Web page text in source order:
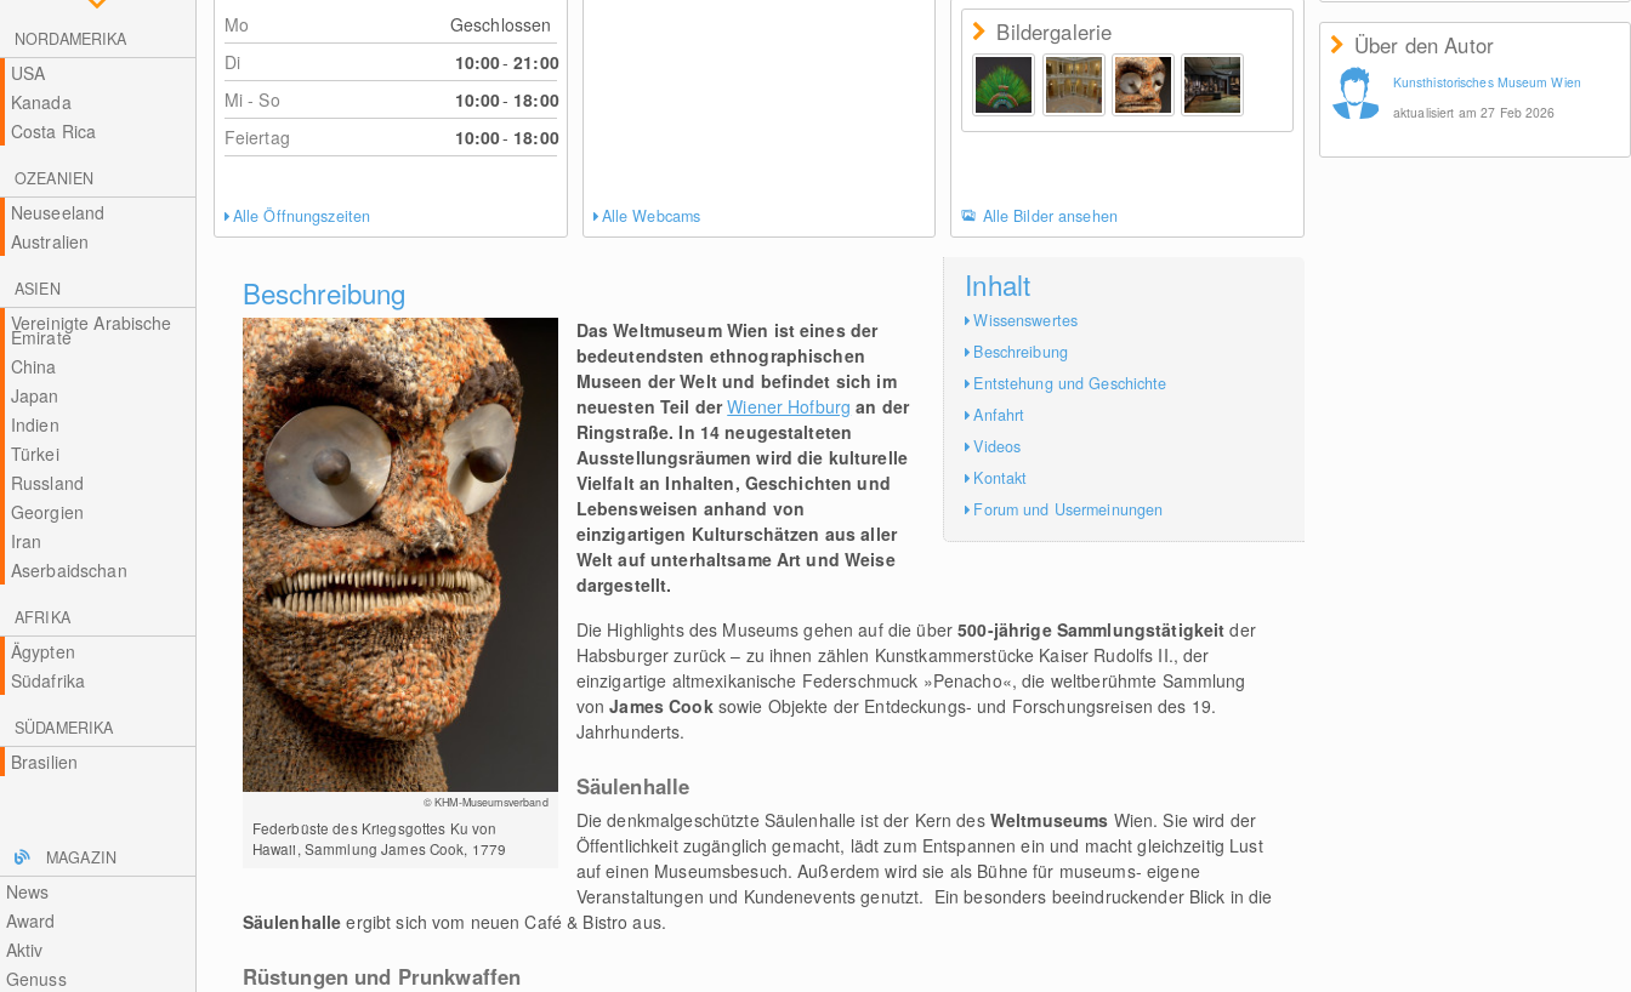
NORDAMERIKA
USA
Kanada
Costa Rica
OZEANIEN
Neuseeland
Australien
ASIEN
Vereinigte Arabische
Emirate
China
Japan
Indien
Türkei
Russland
Georgien
Iran
Aserbaidschan
AFRIKA
Ägypten
Südafrika
SÜDAMERIKA
Brasilien
MAGAZIN
News
Award
Aktiv
Genuss
Über den Autor
Kunsthistorisches Museum Wien
aktualisiert am 27 Feb 2026
Mo
Geschlossen
Di
10:00- 21:00
Mi - So
10:00- 18:00
Feiertag
10:00- 18:00
Alle Öffnungszeiten Alle Webcams
Bildergalerie
Alle Bilder ansehen
Inhalt
Wissenswertes
Beschreibung
Entstehung und Geschichte
Anfahrt
Videos
Kontakt
Forum und Usermeinungen
Beschreibung
© KHM-Museumsverband
Federbüste des Kriegsgottes Ku von
Hawaii, Sammlung James Cook, 1779
Das Weltmuseum Wien ist eines der
bedeutendsten ethnographischen
Museen der Welt und befindet sich im
neuesten Teil derWiener Hofburg an der
Ringstraße. In 14 neugestalteten
Ausstellungsräumen wird die kulturelle
Vielfalt an Inhalten, Geschichten und
Lebensweisen anhand von
einzigartigen Kulturschätzen aus aller
Welt auf unterhaltsame Art und Weise
dargestellt.
Die Highlights des Museums gehen auf die über500-jährige Sammlungstätigkeit der
Habsburger zurück – zu ihnen zählen Kunstkammerstücke Kaiser Rudolfs II., der
einzigartige altmexikanische Federschmuck »Penacho«, die weltberühmte Sammlung
vonJames Cooksowie Objekte der Entdeckungs- und Forschungsreisen des 19.
Jahrhunderts.
Säulenhalle
Die denkmalgeschützte Säulenhalle ist der Kern des Weltmuseums Wien. Sie wird der
Öffentlichkeit zugänglich gemacht, lädt zum Entspannen ein und macht gleichzeitig Lust
auf einen Museumsbesuch. Außerdem wird sie als Bühne für museums- eigene
Veranstaltungen und Kundenevents genutzt. Ein besonders beeindruckender Blick in die
Säulenhalleergibt sich vom neuen Café & Bistro aus.
Rüstungen und Prunkwaffen